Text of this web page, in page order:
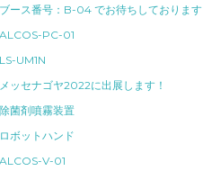
ース番号：B-04 でお待ちしております
PC-01
UM1N
ッセナゴヤ2022に出展します！
菌剤噴霧装置
ボットハンド
V-01